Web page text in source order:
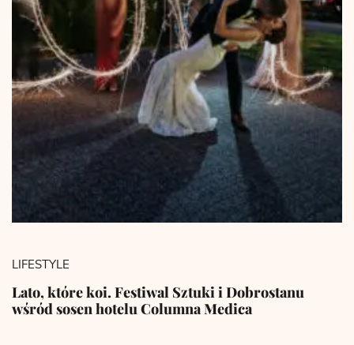
LIFESTYLE
Lato, które koi. Festiwal Sztuki i Dobrostanu
wśród sosen hotelu Columna Medica